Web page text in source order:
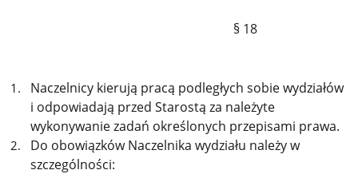
§ 18
Naczelnicy kierują pracą podległych sobie wydziałów
i odpowiadają przed Starostą za należyte
wykonywanie zadań określonych przepisami prawa.
Do obowiązków Naczelnika wydziału należy w
szczególności: